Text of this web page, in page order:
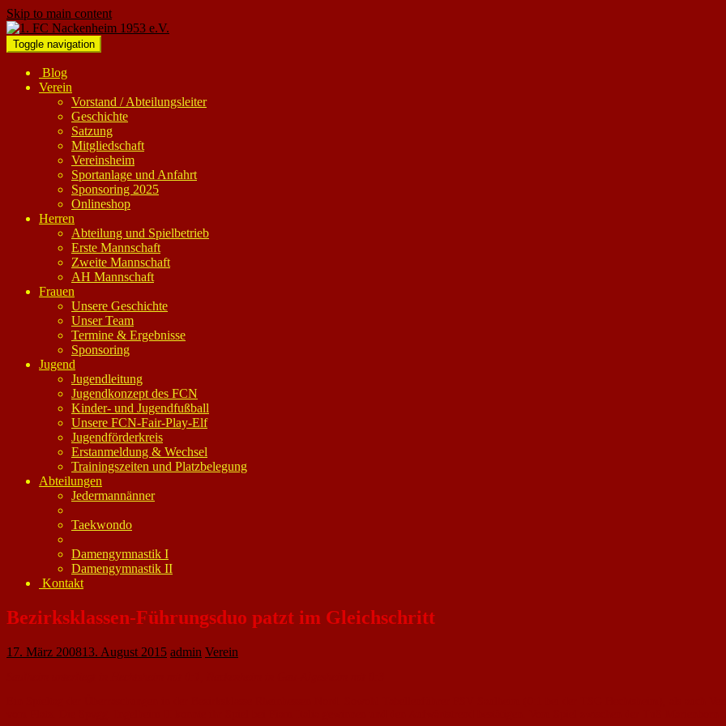
Skip to main content
Toggle navigation
Blog
Verein
Vorstand / Abteilungsleiter
Geschichte
Satzung
Mitgliedschaft
Vereinsheim
Sportanlage und Anfahrt
Sponsoring 2025
Onlineshop
Herren
Abteilung und Spielbetrieb
Erste Mannschaft
Zweite Mannschaft
AH Mannschaft
Frauen
Unsere Geschichte
Unser Team
Termine & Ergebnisse
Sponsoring
Jugend
Jugendleitung
Jugendkonzept des FCN
Kinder- und Jugendfußball
Unsere FCN-Fair-Play-Elf
Jugendförderkreis
Erstanmeldung & Wechsel
Trainingszeiten und Platzbelegung
Abteilungen
Jedermannänner
Taekwondo
Damengymnastik I
Damengymnastik II
Kontakt
Bezirksklassen-Führungsduo patzt im Gleichschritt
17. März 200813. August 2015 admin Verein